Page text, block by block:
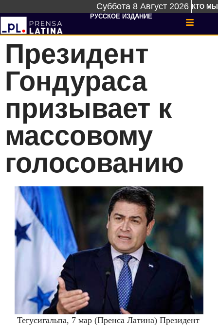
Суббота 8 Август 2026 КТО МЫ
РУССКОЕ ИЗДАНИЕ
Президент
Гондураса
призывает к
массовому
голосованию
Тегусигальпа, 7 мар (Пренса Латина) Президент